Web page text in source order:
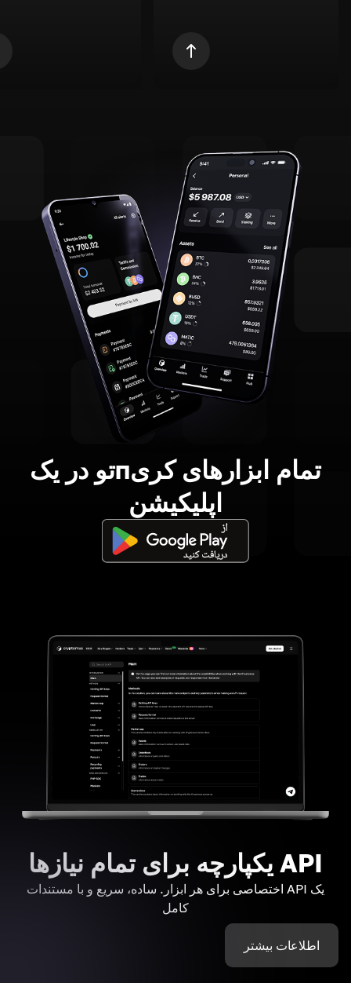
تمام ابزارهای کریпتو در یک
اپلیکیشن
API یکپارچه برای تمام نیازها
یک API اختصاصی برای هر ابزار. ساده، سریع و با مستندات
کامل
اطلاعات بیشتر